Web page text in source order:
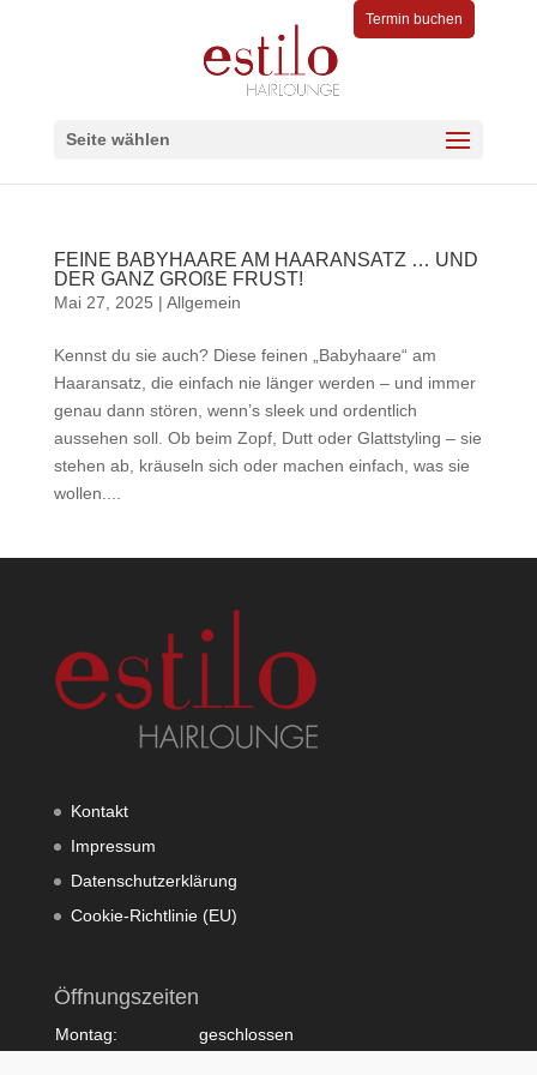
Termin buchen
Seite wählen
FEINE BABYHAARE AM HAARANSATZ … UND
DER GANZ GROßE FRUST!
Mai 27, 2025 | Allgemein
Kennst du sie auch? Diese feinen „Babyhaare“ am
Haaransatz, die einfach nie länger werden – und immer
genau dann stören, wenn’s sleek und ordentlich
aussehen soll. Ob beim Zopf, Dutt oder Glattstyling – sie
stehen ab, kräuseln sich oder machen einfach, was sie
wollen....
Kontakt
Impressum
Datenschutzerklärung
Cookie-Richtlinie (EU)
Öffnungszeiten
Montag:
geschlossen